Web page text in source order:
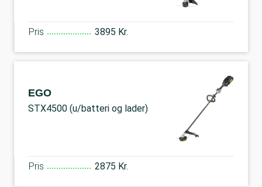
Pris 3895 Kr.
EGO
STX4500 (u/batteri og lader)
Pris 2875 Kr.